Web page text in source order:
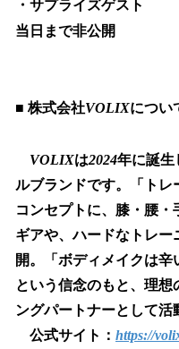
・サプライズゲスト
当日まで非公開
■ 株式会社VOLIXについ
VOLIXは2024年に誕生
ルブランドです。「ト
コンセプトに、膝・腰・
ギアや、ハードなトレ
開。「ボディメイクは辛
という信念のもと、理
ングパートナーとして活
公式サイト： https://